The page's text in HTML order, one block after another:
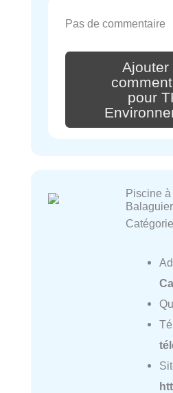
Pas de commentaire
Ajouter
pour
Piscine
Balaguier